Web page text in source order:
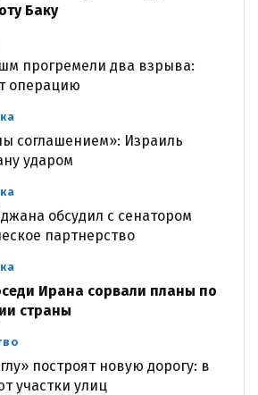
Баку
прогремели два взрыва:
операцию
соглашением»: Израиль
ударом
обсудил с сенатором
партнерство
Ирана сорвали планы по
страны
построят новую дорогу: в
участки улиц